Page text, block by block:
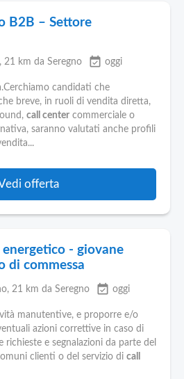
B2B – Settore
, 21 km da Seregno event_available oggi
candidati che
breve, in ruoli di vendita diretta,
call center commerciale o
saranno valutati anche profili
offerta
- giovane
di commessa
, 21 km da Seregno event_available oggi
manutentive, e proporre e/o
azioni correttive in caso di
e segnalazioni da parte del
clienti o del servizio di call